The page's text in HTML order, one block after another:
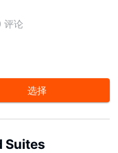
评论
选择
Suites